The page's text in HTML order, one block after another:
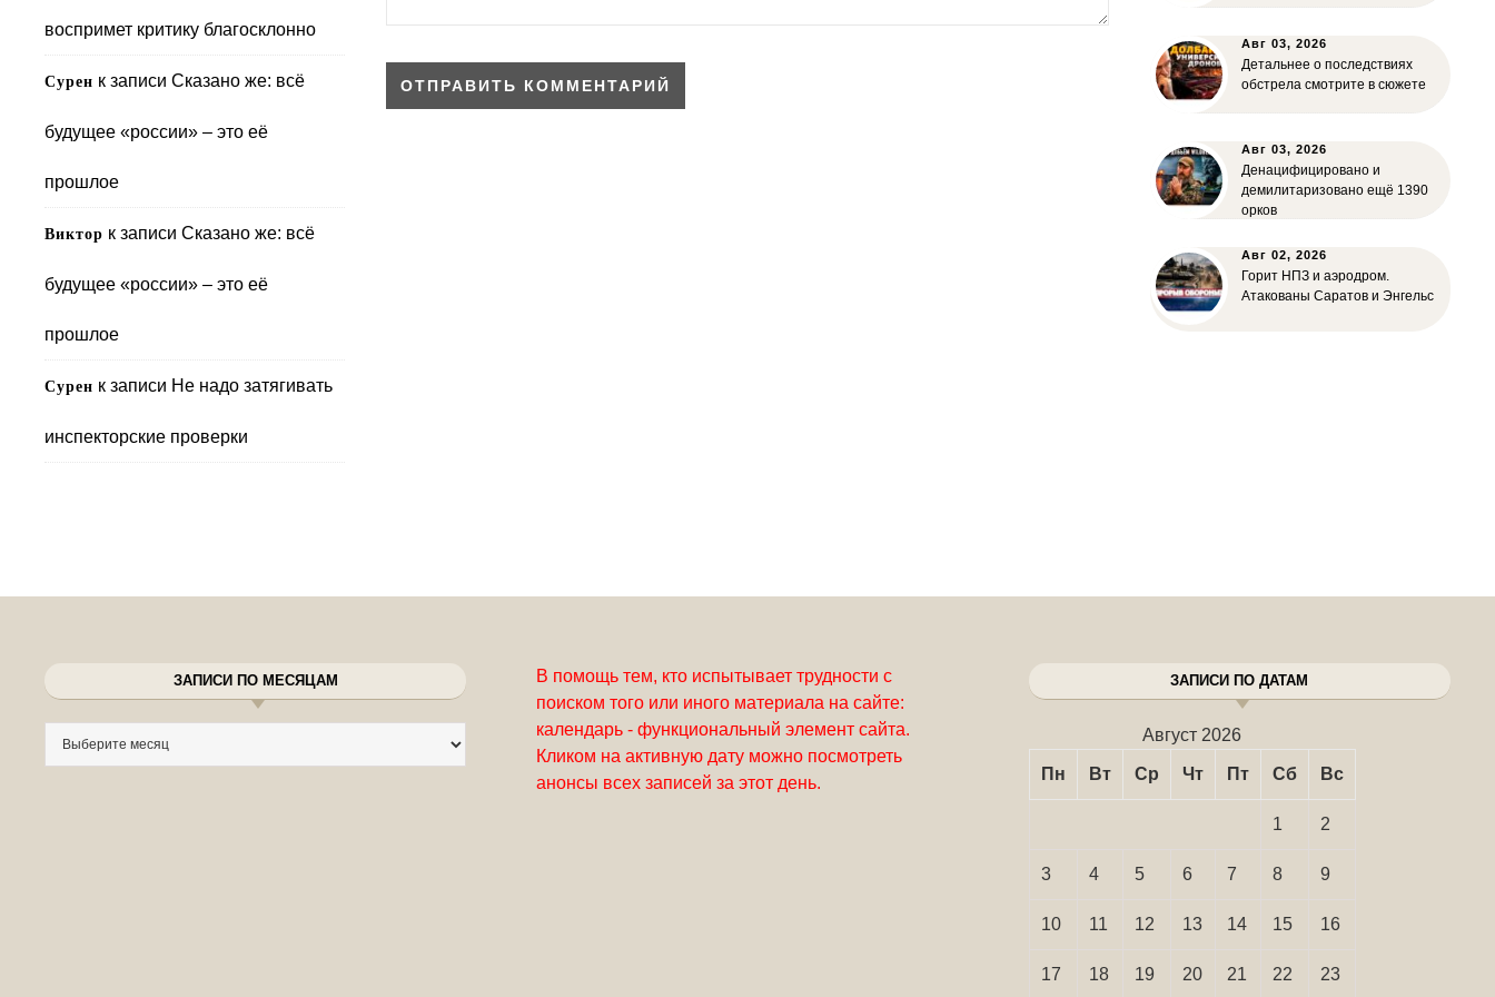
воспримет критику благосклонно
Сурен к записи Сказано же: всё
будущее «россии» – это её
прошлое
Виктор к записи Сказано же: всё
будущее «россии» – это её
прошлое
Сурен к записи Не надо затягивать
инспекторские проверки
Авг 03, 2026
Детальнее о последствиях
обстрела смотрите в сюжете
Авг 03, 2026
Денацифицировано и
демилитаризовано ещё 1390
орков
Авг 02, 2026
Горит НПЗ и аэродром.
Атакованы Саратов и Энгельс
ЗАПИСИ ПО МЕСЯЦАМ
В помощь тем, кто испытывает трудности с
поиском того или иного материала на сайте:
календарь - функциональный элемент сайта.
Кликом на активную дату можно посмотреть
анонсы всех записей за этот день.
ЗАПИСИ ПО ДАТАМ
Август 2026
Пн Вт Ср Чт Пт Сб Вс
1 2
3 4 5 6 7 8 9
10 11 12 13 14 15 16
17 18 19 20 21 22 23